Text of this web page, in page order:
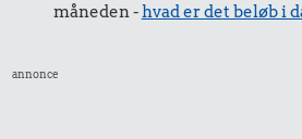
5,91 kr.
måneden -hvad er det beløb i
annonce